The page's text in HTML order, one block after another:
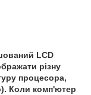
LCD
різну
процесора,
Коли комп'ютер